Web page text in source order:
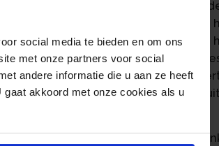
social media te bieden en om ons
met onze partners voor social
andere informatie die u aan ze heeft
akkoord met onze cookies als u
van registratie 758 kilometer op
een gebruikte auto. De auto is in
kilometerstand was het gevolg van
Nederland. De rechtbank
dat het voor de staat van een
welke intentie de auto in het
anders. In het door de